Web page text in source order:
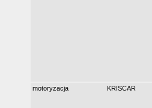
motoryzacja KRISCAR